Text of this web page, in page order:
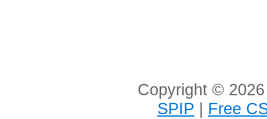
Copyright ©
SPIP | Free